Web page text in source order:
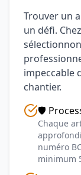
Trouver un
un défi.
impeccable
chantier.
🛡️
Chaque
numéro
minimum